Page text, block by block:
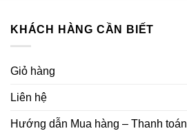
KHÁCH HÀNG CẦN BIẾT
Giỏ hàng
Liên hệ
Hướng dẫn Mua hàng – Thanh toán